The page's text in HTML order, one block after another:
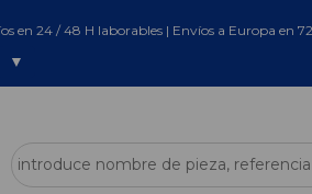
en 24 / 48 H laborables | Envíos a Europa en
▼